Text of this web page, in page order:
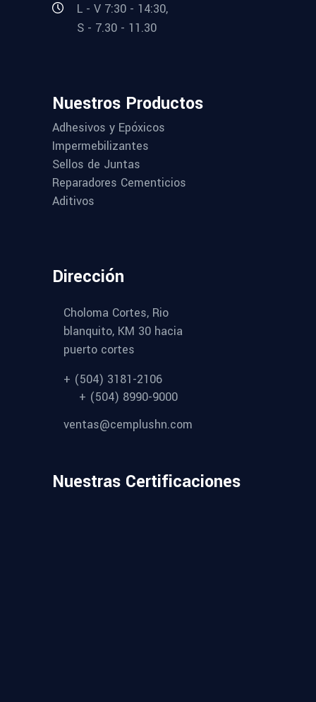
L - V 7:30 - 14:30,
S - 7.30 - 11.30
Nuestros Productos
Adhesivos y Epóxicos
Impermebilizantes
Sellos de Juntas
Reparadores Cementicios
Aditivos
Dirección
Choloma Cortes, Rio
blanquito, KM 30 hacia
puerto cortes
+ (504) 3181-2106
+ (504) 8990-9000
ventas@cemplushn.com
Nuestras Certificaciones